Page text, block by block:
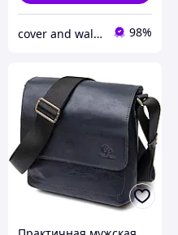
cover and wallet (обкладинка і гаманець) 98%